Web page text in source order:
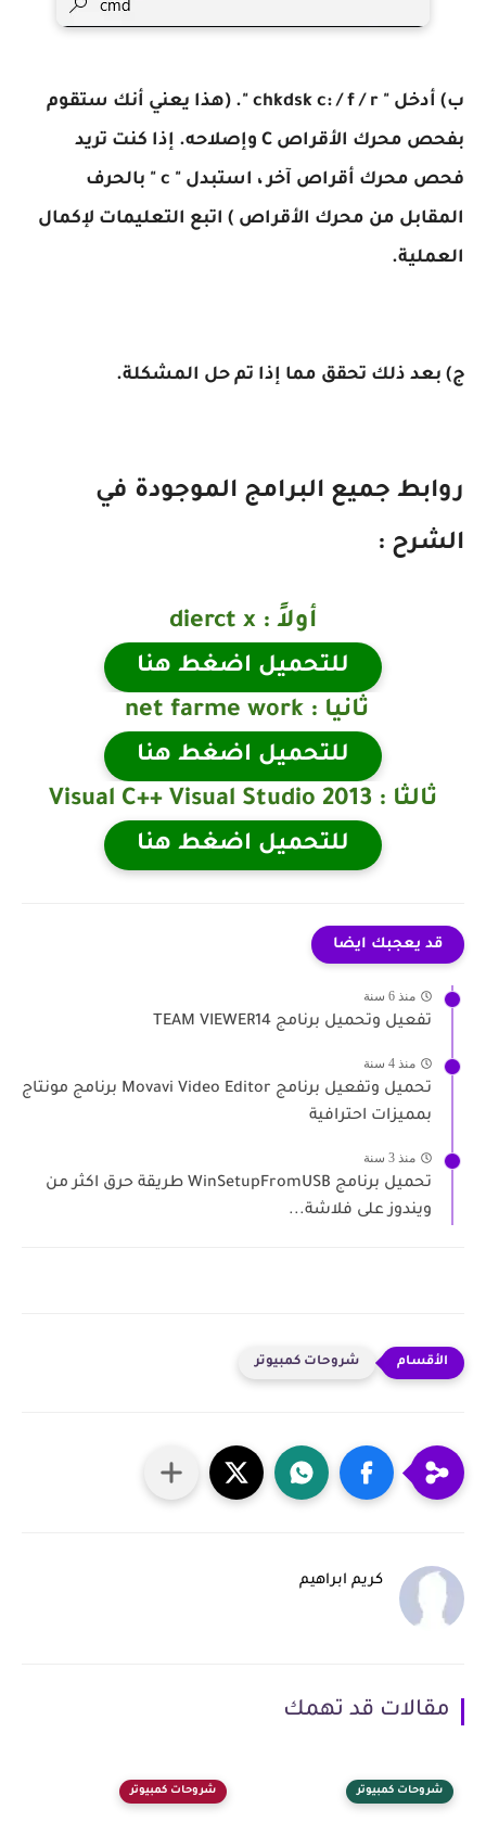
ب) أدخل " chkdsk c: / f / r ". (هذا يعني أنك ستقوم
بفحص محرك الأقراص C وإصلاحه. إذا كنت تريد
فحص محرك أقراص آخر ، استبدل " c " بالحرف
المقابل من محرك الأقراص ) اتبع التعليمات لإكمال
العملية.
ج) بعد ذلك تحقق مما إذا تم حل المشكلة.
روابط جميع البرامج الموجودة في
الشرح :
أولاً : dierct x
للتحميل اضغط هنا
ثانيا : net farme work
للتحميل اضغط هنا
ثالثا : Visual C++ Visual Studio 2013
للتحميل اضغط هنا
قد يعجبك ايضا
منذ 6 سنة
تفعيل وتحميل برنامج TEAM VIEWER14
منذ 4 سنة
تحميل وتفعيل برنامج Movavi Video Editor برنامج مونتاج
بمميزات احترافية
منذ 3 سنة
تحميل برنامج WinSetupFromUSB طريقة حرق اكثر من
ويندوز على فلاشة...
شروحات كمبيوتر
كريم ابراهيم
مقالات قد تهمك
شروحات كمبيوتر شروحات كمبيوتر